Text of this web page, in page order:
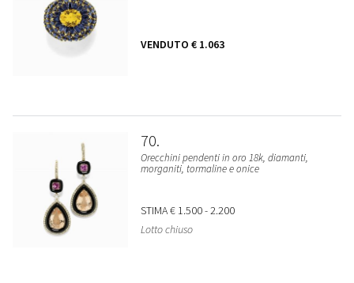
VENDUTO € 1.063
70
Orecchini pendenti in oro 18k, diamanti,
morganiti, tormaline e onice
STIMA€ 1.500 - 2.200
Lotto chiuso